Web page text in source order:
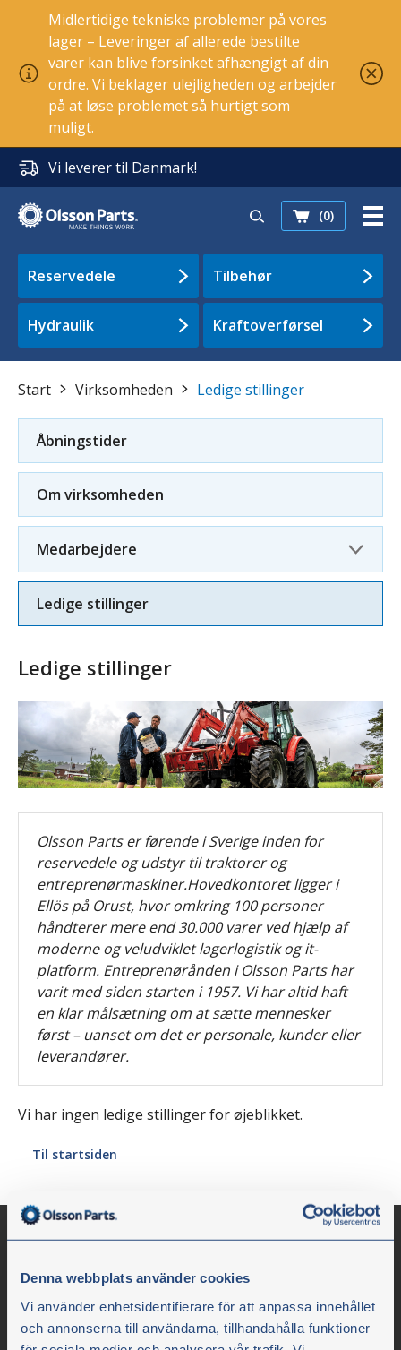
Denna webbplats använder cookies
Vi använder enhetsidentifierare för att anpassa innehållet
och annonserna till användarna, tillhandahålla funktioner
Midlertidige tekniske problemer på vores
lager – Leveringer af allerede bestilte
varer kan blive forsinket afhængigt af din
ordre. Vi beklager ulejligheden og arbejder
på at løse problemet så hurtigt som
muligt.
Vi leverer til Danmark!
(0)
Reservedele Tilbehør
Hydraulik Kraftoverførsel
Start Virksomheden Ledige stillinger
Åbningstider
Om virksomheden
Medarbejdere
Ledige stillinger
Ledige stillinger
Olsson Parts er førende i Sverige inden for
reservedele og udstyr til traktorer og
entreprenørmaskiner.Hovedkontoret ligger i
Ellös på Orust, hvor omkring 100 personer
håndterer mere end 30.000 varer ved hjælp af
moderne og veludviklet lagerlogistik og it-
platform. Entreprenørånden i Olsson Parts har
varit med siden starten i 1957. Vi har altid haft
en klar målsætning om at sætte mennesker
først – uanset om det er personale, kunder eller
leverandører.
Vi har ingen ledige stillinger for øjeblikket.
Til startsiden